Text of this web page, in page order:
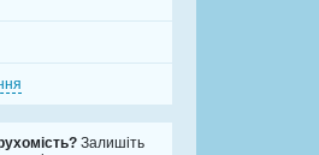
Залишіть